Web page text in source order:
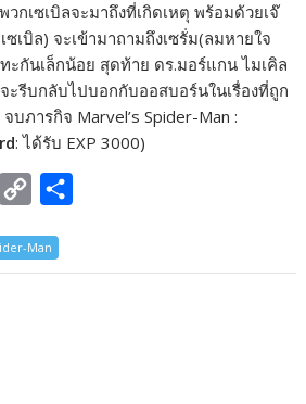
กเซเบิลจะมาถึงที่เกิดเหตุ พร้อมด้วยเจ๊
ซเบิล) จะเข้ามาถามถึงเซรั่ม(ลมหายใจ
ะกันเล็กน้อย สุดท้าย ดร.มอร์แกน ไมเคิล
ะรีบกลับไปบอกกับออสบอร์นในเรื่องที่ถูก
บภารกิจ Marvel’s Spider-Man :
: ได้รับ EXP 3000)
p
Man